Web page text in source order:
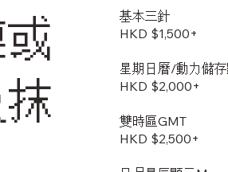
基本三針
HKD $1,500+
星期日曆/動力儲
HKD $2,000+
雙時區GMT
HKD $2,500+